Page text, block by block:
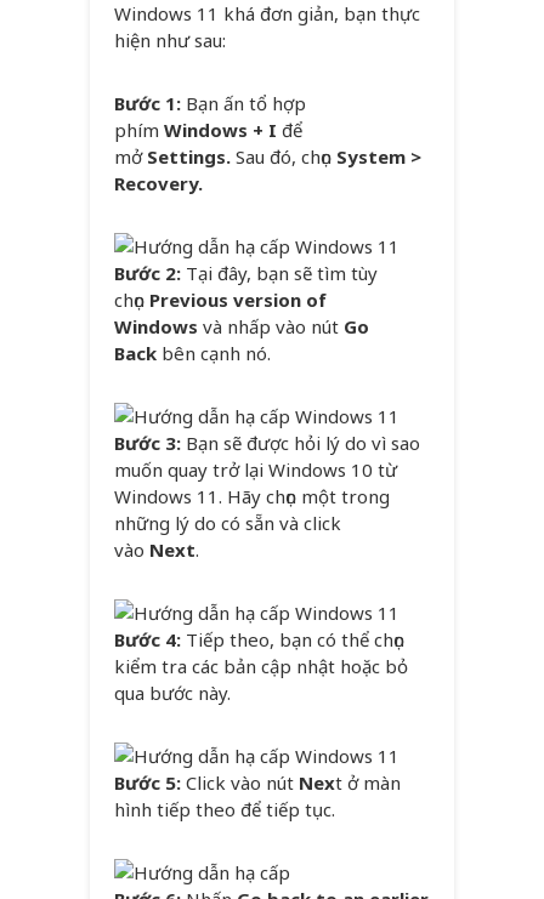
Windows 11 khá đơn giản, bạn thực
hiện như sau:
Bước 1: Bạn ấn tổ hợp
phím Windows + I để
mở Settings. Sau đó, chọn System >
Recovery.
Bước 2: Tại đây, bạn sẽ tìm tùy
chọn Previous version of
Windows và nhấp vào nút Go
Back bên cạnh nó.
Bước 3: Bạn sẽ được hỏi lý do vì sao
muốn quay trở lại Windows 10 từ
Windows 11. Hãy chọn một trong
những lý do có sẵn và click
vào Next.
Bước 4: Tiếp theo, bạn có thể chọn
kiểm tra các bản cập nhật hoặc bỏ
qua bước này.
Bước 5: Click vào nút Next ở màn
hình tiếp theo để tiếp tục.